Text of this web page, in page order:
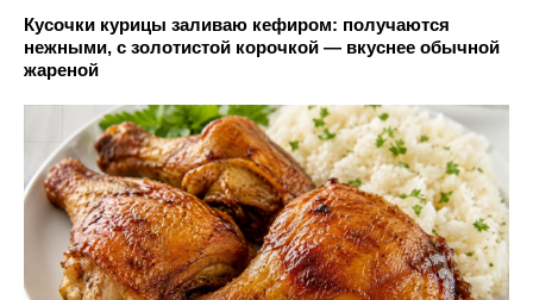
Кусочки курицы заливаю кефиром: получаются
нежными, с золотистой корочкой — вкуснее обычной
жареной